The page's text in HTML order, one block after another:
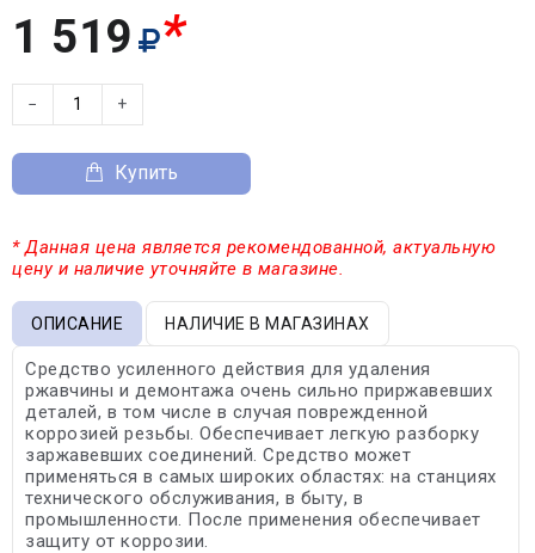
1 519 *
− +
Купить
* Данная цена является рекомендованной, актуальную
цену и наличие уточняйте в магазине.
ОПИСАНИЕ НАЛИЧИЕ В МАГАЗИНАХ
Средство усиленного действия для удаления
ржавчины и демонтажа очень сильно приржавевших
деталей, в том числе в случая поврежденной
коррозией резьбы. Обеспечивает легкую разборку
заржавевших соединений. Средство может
применяться в самых широких областях: на станциях
технического обслуживания, в быту, в
промышленности. После применения обеспечивает
защиту от коррозии.